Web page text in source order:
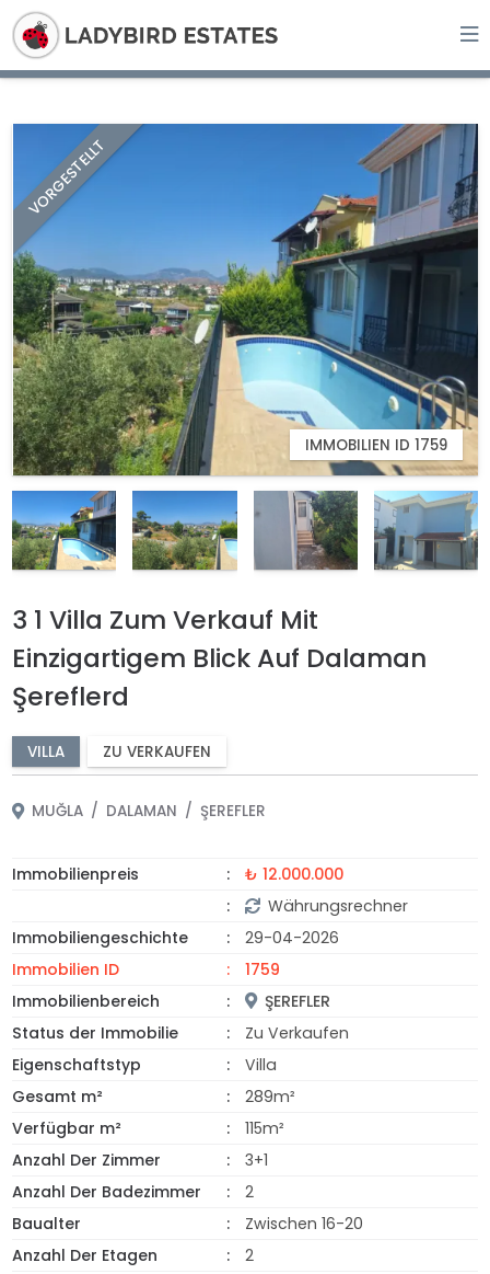
VORGESTELLT
IMMOBILIEN ID 1759
3 1 Villa Zum Verkauf Mit
Einzigartigem Blick Auf Dalaman
Şereflerd
VILLA ZU VERKAUFEN
MUĞLA DALAMAN ŞEREFLER
Immobilienpreis
₺ 12.000.000
Währungsrechner
Immobiliengeschichte
29-04-2026
Immobilien ID
1759
Immobilienbereich
ŞEREFLER
Status der Immobilie
Zu Verkaufen
Eigenschaftstyp
Villa
Gesamt m²
289m²
Verfügbar m²
115m²
Anzahl Der Zimmer
3+1
Anzahl Der Badezimmer
2
Baualter
Zwischen 16-20
Anzahl Der Etagen
2